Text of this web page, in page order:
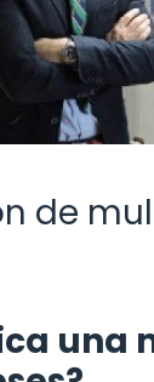
de
una